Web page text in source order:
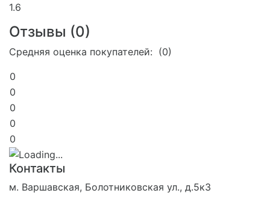
1.6
Отзывы (0)
Средняя оценка покупателей: (0)
0
0
0
0
0
Контакты
м. Варшавская, Болотниковская ул., д.5к3